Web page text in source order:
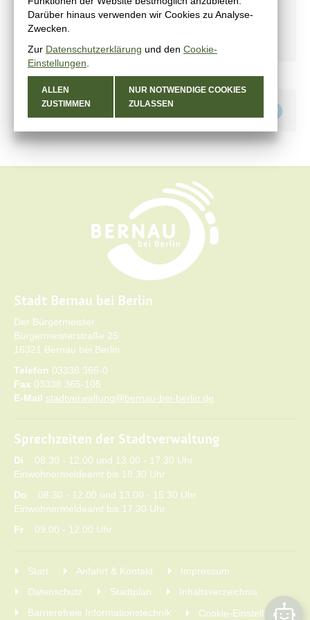
Kinderfilmfest im Land Brandenburg
Teilen auf
Stadt Bernau bei Berlin
Der Bürgermeister
Bürgermeisterstraße 25
16321 Bernau bei Berlin
Telefon 03338 365-0
Fax 03338 365-105
E-Mail stadtverwaltung@bernau-bei-berlin.de
Sprechzeiten der Stadtverwaltung
Di 08.30 - 12.00 und 13.00 - 17.30 Uhr
Einwohnermeldeamt bis 18.30 Uhr
Do 08.30 - 12.00 und 13.00 - 15.30 Uhr
Einwohnermeldeamt bis 17.30 Uhr
Fr 09.00 - 12.00 Uhr
Start Anfahrt & Kontakt
Impressum
Datenschutz
Stadtplan
Inhaltsverzeichnis
Barrierefreie Informationstechnik
Cookie-Einstellungen
Darüber hinaus verwenden wir Cookies zu Analyse-
Zwecken.
Zur Datenschutzerklärung und den Cookie-
Einstellungen
ALLEN
ZUSTIMMEN
NUR NOTWENDIGE COOKIES
ZULASSEN